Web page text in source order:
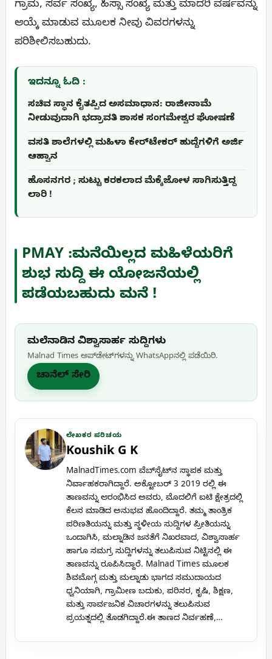
ಗ್ರಾಮ, ಸರ್ವೆ ಸಂಖ್ಯೆ, ಹಿಸ್ಸಾ ಸಂಖ್ಯೆ ಮತ್ತು ಮಾದರಿ ವರ್ಷವನ್ನು
ಆಯ್ಕೆ ಮಾಡುವ ಮೂಲಕ ನೀವು ವಿವರಗಳನ್ನು
ಪರಿಶೀಲಿಸಬಹುದು.
ಇದನ್ನೂ ಓದಿ :
ಸಚಿವ ಸ್ಥಾನ ಕೈತಪ್ಪಿದ ಅಸಮಾಧಾನ: ರಾಜೀನಾಮೆ
ನೀಡುವುದಾಗಿ ಭದ್ರಾವತಿ ಶಾಸಕ ಸಂಗಮೇಶ್ವರ ಘೋಷಣೆ
ವಸತಿ ಶಾಲೆಗಳಲ್ಲಿ ಮಹಿಳಾ ಕೇರ್‌ಟೇಕರ್ ಹುದ್ದೆಗಳಿಗೆ ಅರ್ಜಿ
ಆಹ್ವಾನ
ಹೊಸನಗರ ; ಸುಟ್ಟು ಕರಕಲಾದ ಮೆಕ್ಕೆಜೋಳ ಸಾಗಿಸುತ್ತಿದ್ದ
ಲಾರಿ !
PMAY :ಮನೆಯಿಲ್ಲದ ಮಹಿಳೆಯರಿಗೆ
ಶುಭ ಸುದ್ದಿ ಈ ಯೋಜನೆಯಲ್ಲಿ
ಪಡೆಯಬಹುದು ಮನೆ !
ಮಲೆನಾಡಿನ ವಿಶ್ವಾಸಾರ್ಹ ಸುದ್ದಿಗಳು
Malnad Times ಅಪ್‌ಡೇಟ್‌ಗಳನ್ನು WhatsApp‌ನಲ್ಲಿ ಪಡೆಯಿರಿ.
ಚಾನೆಲ್ ಸೇರಿ
ಲೇಖಕರ ಪರಿಚಯ
Koushik G K
MalnadTimes.com ವೆಬ್‌ಸೈಟ್‌ನ ಸ್ಥಾಪಕ ಮತ್ತು
ನಿರ್ವಾಹಕರಾಗಿದ್ದಾರೆ. ಅಕ್ಟೋಬರ್ 3 2019 ರಲ್ಲಿ ಈ
ತಾಣವನ್ನು ಆರಂಭಿಸಿದ ಅವರು, ಮೊದಲಿಗೆ ಐಟಿ ಕ್ಷೇತ್ರದಲ್ಲಿ
ಕೆಲಸ ಮಾಡಿದ ಅನುಭವ ಹೊಂದಿದ್ದಾರೆ. ತಮ್ಮ ತಾಂತ್ರಿಕ
ಪರಿಣತಿಯನ್ನು ಮತ್ತು ಸ್ಥಳೀಯ ಸುದ್ದಿಗಳ ಪ್ರೀತಿಯನ್ನು
ಒಂದಾಗಿಸಿ, ಮಲ್ನಾಡಿನ ಜನತೆಗೆ ನಿಖರವಾದ, ವಿಶ್ವಾಸಾರ್ಹ
ಹಾಗೂ ಸಮಗ್ರ ಸುದ್ದಿಗಳನ್ನು ತಲುಪಿಸುವ ನಿಟ್ಟಿನಲ್ಲಿ ಈ
ತಾಣವನ್ನು ರೂಪಿಸಿದ್ದಾರೆ. Malnad Times ಮೂಲಕ
ಶಿವಮೊಗ್ಗ ಮತ್ತು ಮಲ್ನಾಡು ಭಾಗದ ಸಮುದಾಯದ
ಧ್ವನಿಯಾಗಿ, ಗ್ರಾಮೀಣ ಬದುಕು, ಪರಿಸರ, ಕೃಷಿ, ಶಿಕ್ಷಣ,
ಮತ್ತು ಸಾರ್ವಜನಿಕ ವಿಚಾರಗಳನ್ನು ತಲುಪಿಸುವ
ಪ್ರಯತ್ನದಲ್ಲಿ ತೊಡಗಿದ್ದಾರೆ.ಈ ತಾಣದ ನಿರ್ವಹಣೆ,…